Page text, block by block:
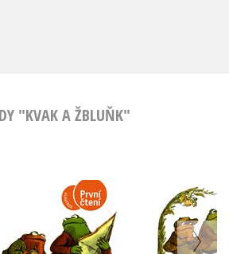
"KVAK A ŽBLUŇK"
Kvak a Žbluňk se
bojí rádi
Arnold Lobel
Kvak a
Arnold